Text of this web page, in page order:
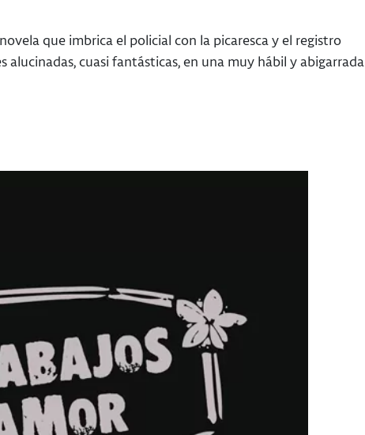
que imbrica el policial con la picaresca y el registro
alucinadas, cuasi fantásticas, en una muy hábil y abigarrada